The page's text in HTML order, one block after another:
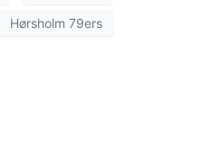
Hørsholm 79ers